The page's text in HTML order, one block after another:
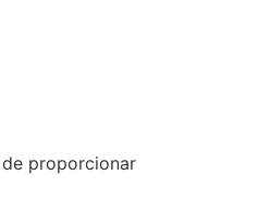
proporcionar